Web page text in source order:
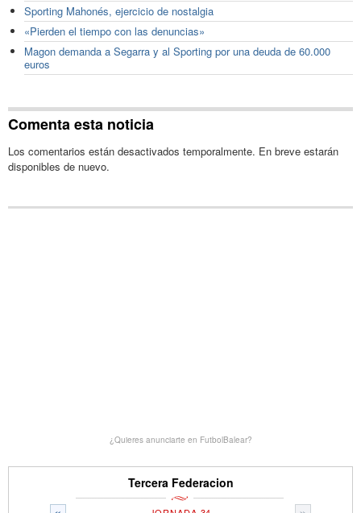
Sporting Mahonés, ejercicio de nostalgia
«Pierden el tiempo con las denuncias»
Magon demanda a Segarra y al Sporting por una deuda de 60.000
euros
Comenta esta noticia
Los comentarios están desactivados temporalmente. En breve estarán
disponibles de nuevo.
¿Quieres anunciarte en FutbolBalear?
Tercera Federacion